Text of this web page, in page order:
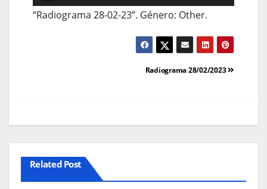
de
“Radiograma 28-02-23”. Género: Other.
Radiograma 28/02/2023
Related Post